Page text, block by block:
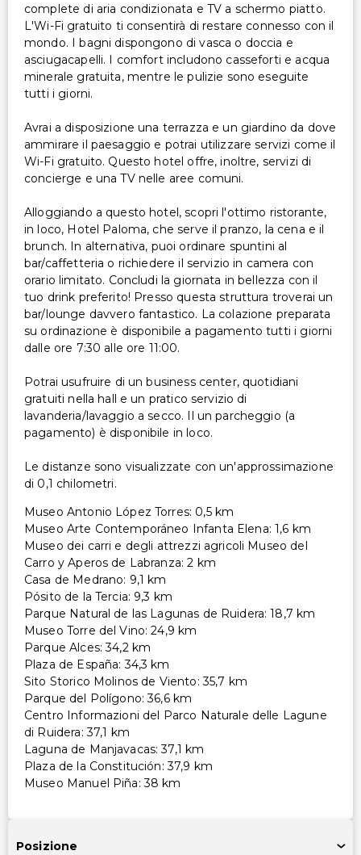
complete di aria condizionata e TV a schermo piatto.
L'Wi-Fi gratuito ti consentirà di restare connesso con il
mondo. I bagni dispongono di vasca o doccia e
asciugacapelli. I comfort includono casseforti e acqua
minerale gratuita, mentre le pulizie sono eseguite
tutti i giorni.
Avrai a disposizione una terrazza e un giardino da dove
ammirare il paesaggio e potrai utilizzare servizi come il
Wi-Fi gratuito. Questo hotel offre, inoltre, servizi di
concierge e una TV nelle aree comuni.
Alloggiando a questo hotel, scopri l'ottimo ristorante,
in loco, Hotel Paloma, che serve il pranzo, la cena e il
brunch. In alternativa, puoi ordinare spuntini al
bar/caffetteria o richiedere il servizio in camera con
orario limitato. Concludi la giornata in bellezza con il
tuo drink preferito! Presso questa struttura troverai un
bar/lounge davvero fantastico. La colazione preparata
su ordinazione è disponibile a pagamento tutti i giorni
dalle ore 7:30 alle ore 11:00.
Potrai usufruire di un business center, quotidiani
gratuiti nella hall e un pratico servizio di
lavanderia/lavaggio a secco. Il un parcheggio (a
pagamento) è disponibile in loco.
Le distanze sono visualizzate con un'approssimazione
di 0,1 chilometri.
Museo Antonio López Torres: 0,5 km
Museo Arte Contemporáneo Infanta Elena: 1,6 km
Museo dei carri e degli attrezzi agricoli Museo del
Carro y Aperos de Labranza: 2 km
Casa de Medrano: 9,1 km
Pósito de la Tercia: 9,3 km
Parque Natural de las Lagunas de Ruidera: 18,7 km
Museo Torre del Vino: 24,9 km
Parque Alces: 34,2 km
Plaza de España: 34,3 km
Sito Storico Molinos de Viento: 35,7 km
Parque del Polígono: 36,6 km
Centro Informazioni del Parco Naturale delle Lagune
di Ruidera: 37,1 km
Laguna de Manjavacas: 37,1 km
Plaza de la Constitución: 37,9 km
Museo Manuel Piña: 38 km
Posizione